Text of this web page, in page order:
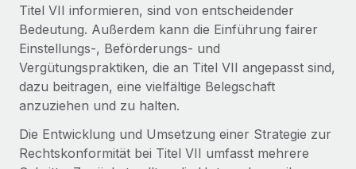
Verknüpfen Neu
Verknüpfung beliebiger KI-Tools mit Remote über unser
MCP
Integrationen
Prozessoptimierung mit unverzichtbaren Business-
PARTNER WERDEN
Strategische Technologiepartner
Flexible Einbettung von Global-HR-Funktionen in deine
Plattform
Partner werden
Entdecke die Möglichkeiten einer Partnerschaft
Checklisten und Vorlagen
Bibliothek für Stellenbeschreibungen
Webinare
Newsroom
日本語
한국어
中文（简体）
Titel VII informieren, sind von entscheidender
Bedeutung. Außerdem kann die Einführung fairer
Einstellungs-, Beförderungs- und
Vergütungspraktiken, die an Titel VII angepasst sind,
dazu beitragen, eine vielfältige Belegschaft
anzuziehen und zu halten.
Die Entwicklung und Umsetzung einer Strategie zur
Rechtskonformität bei Titel VII umfasst mehrere